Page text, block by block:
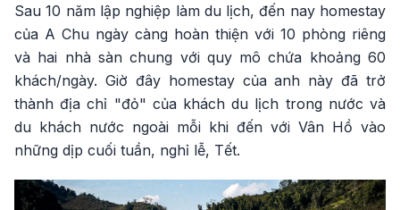
Sau 10 năm lập nghiệp làm du lịch, đến nay homestay
của A Chu ngày càng hoàn thiện với 10 phòng riêng
và hai nhà sàn chung với quy mô chứa khoảng 60
khách/ngày. Giờ đây homestay của anh này đã trở
thành địa chỉ "đỏ" của khách du lịch trong nước và
du khách nước ngoài mỗi khi đến với Vân Hồ vào
những dịp cuối tuần, nghỉ lễ, Tết.